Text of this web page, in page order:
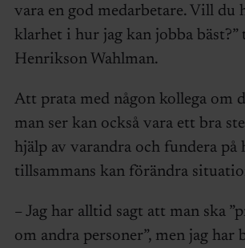
vara en god medarbetare. Vill du
klarhet i hur jag kan jobba bäst?”
Henrikson Wahlman.
Att prata med någon kollega om
man ser kan också vara ett bra
hjälp av varandra och fundera på
tillsammans kan förändra
– Jag har alltid sagt att man ska
om andra personer”, men jag har